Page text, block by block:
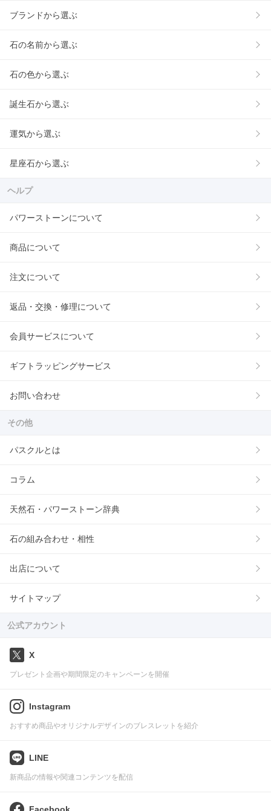
ブランドから選ぶ
石の名前から選ぶ
石の色から選ぶ
誕生石から選ぶ
運気から選ぶ
星座石から選ぶ
ヘルプ
パワーストーンについて
商品について
注文について
返品・交換・修理について
会員サービスについて
ギフトラッピングサービス
お問い合わせ
その他
パスクルとは
コラム
天然石・パワーストーン辞典
石の組み合わせ・相性
出店について
サイトマップ
公式アカウント
X
プレゼント企画や期間限定のキャンペーンを開催
Instagram
おすすめ商品やオリジナルデザインのブレスレットを紹介
LINE
新商品の情報や関連コンテンツを配信